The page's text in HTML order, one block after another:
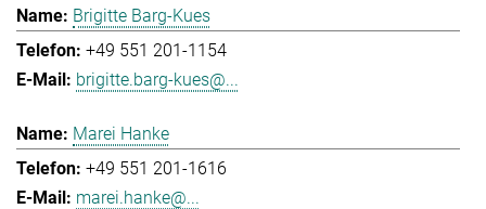
Brigitte Barg-Kues
+49 551 201-1154
brigitte.barg-kues@...
Marei Hanke
+49 551 201-1616
marei.hanke@...